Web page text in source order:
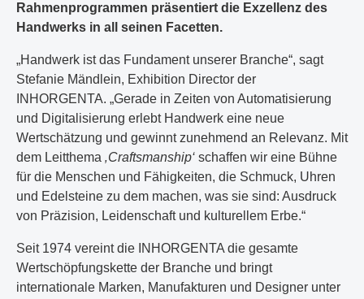
Rahmenprogrammen präsentiert die Exzellenz des
Handwerks in all seinen Facetten.
„Handwerk ist das Fundament unserer Branche“, sagt
Stefanie Mändlein, Exhibition Director der
INHORGENTA. „Gerade in Zeiten von Automatisierung
und Digitalisierung erlebt Handwerk eine neue
Wertschätzung und gewinnt zunehmend an Relevanz. Mit
dem Leitthema ‚Craftsmanship‘ schaffen wir eine Bühne
für die Menschen und Fähigkeiten, die Schmuck, Uhren
und Edelsteine zu dem machen, was sie sind: Ausdruck
von Präzision, Leidenschaft und kulturellem Erbe.“
Seit 1974 vereint die INHORGENTA die gesamte
Wertschöpfungskette der Branche und bringt
internationale Marken, Manufakturen und Designer unter